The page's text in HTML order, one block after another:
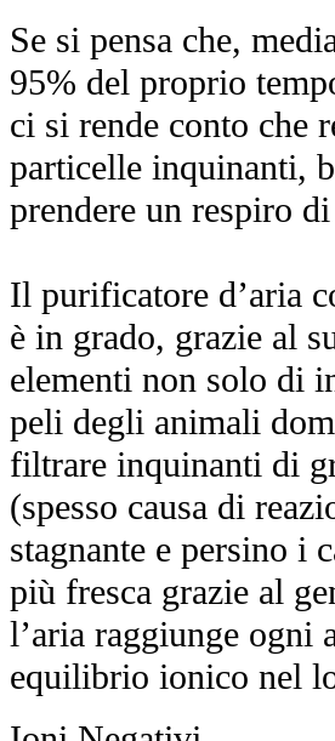
Se si pensa che,
95% del proprio
ci si rende conto che
particelle inquinanti,
prendere un respiro
Il purificatore d’aria
è in grado, grazie al
elementi non solo di
peli degli animali
filtrare inquinanti di
(spesso causa di
stagnante e persino i
più fresca grazie al
l’aria raggiunge ogni
equilibrio ionico nel